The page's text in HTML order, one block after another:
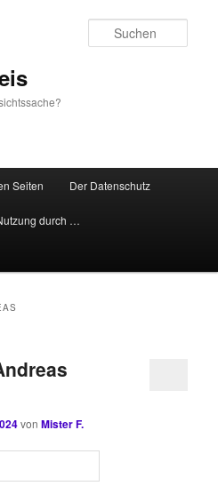
Seiten Der Datenschutz
durch …
vonMister F.